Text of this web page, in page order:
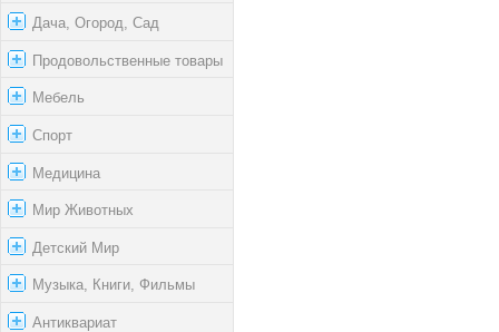
Дача, Огород, Сад
Продовольственные товары
Мебель
Спорт
Медицина
Мир Животных
Детский Мир
Музыка, Книги, Фильмы
Антиквариат